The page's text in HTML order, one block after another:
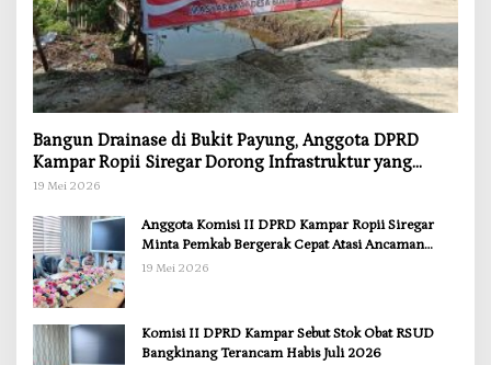
Bangun Drainase di Bukit Payung, Anggota DPRD
Kampar Ropii Siregar Dorong Infrastruktur yang
Menyentuh Kebutuhan Dasar
19 Mei 2026
Anggota Komisi II DPRD Kampar Ropii Siregar
Minta Pemkab Bergerak Cepat Atasi Ancaman
Kekosongan Obat demi Wujudkan Kampar Dihati
19 Mei 2026
Komisi II DPRD Kampar Sebut Stok Obat RSUD
Bangkinang Terancam Habis Juli 2026